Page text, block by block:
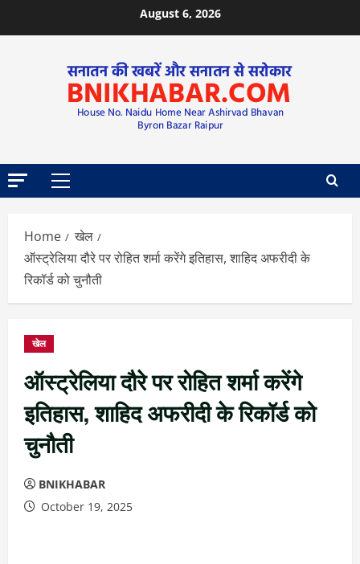
August 6, 2026
Home
खेल
ऑस्ट्रेलिया दौरे पर रोहित शर्मा करेंगे इतिहास, शाहिद अफरीदी के
रिकॉर्ड को चुनौती
खेल
ऑस्ट्रेलिया दौरे पर रोहित शर्मा करेंगे
इतिहास, शाहिद अफरीदी के रिकॉर्ड को
चुनौती
BNIKHABAR
October 19, 2025